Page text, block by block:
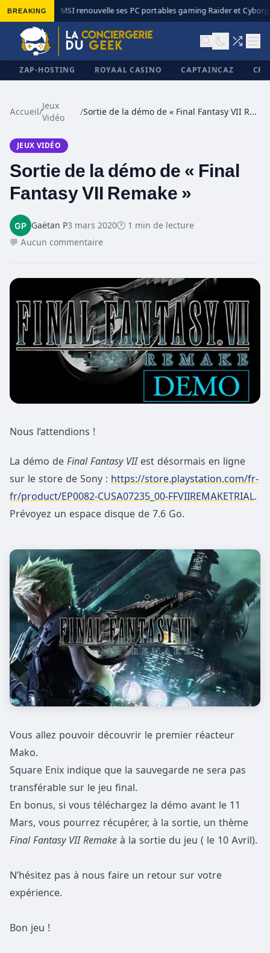
BREAKING MSI renouvelle ses PC portables gaming Raider et Cyborg
ZAP-HOSTING ROYAAL CASINO CAPTAINCAZ
Accueil/
Jeux
Vidéo
/ Sortie de la démo de « Final Fantasy VII Remake »
JEUX VIDÉO
Sortie de la démo de « Final
Fantasy VII Remake »
Gaëtan P3 mars 2020🕐 1 min de lecture
💬 Aucun commentaire
Nous l’attendions !
La démo de Final Fantasy VIIest désormais en ligne
sur le store de Sony : https://store.playstation.com/fr-
fr/product/EP0082-CUSA07235_00-FFVIIREMAKETRIAL.
Prévoyez un espace disque de 7.6 Go.
Vous allez pouvoir découvrir le premier réacteur
Mako.
Square Enix indique que la sauvegarde ne sera pas
transférable sur le jeu final.
En bonus, si vous téléchargez la démo avant le 11
Mars, vous pourrez récupérer, à la sortie, un thème
Final Fantasy VII Remake à la sortie du jeu ( le 10 Avril).
N’hésitez pas à nous faire un retour sur votre
expérience.
Bon jeu !